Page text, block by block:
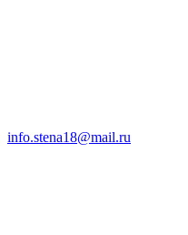
info.stena18@mail.ru